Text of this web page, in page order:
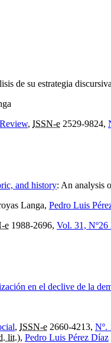
de su estrategia
, ISSN-e 2529-9824,
and history: An analysis
Langa, Pedro Luis
e 1988-2696, Vol. 31, Nº26
en el declive de la
, ISSN-e 2660-4213, Nº.
lit.), Pedro Luis Pérez Díaz